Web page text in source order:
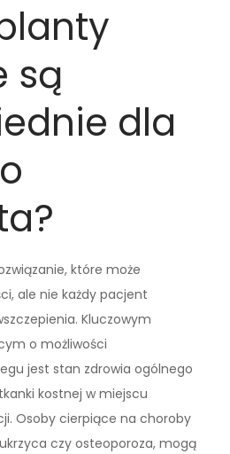
są
dla
które może
ale nie każdy pacjent
Kluczowym
o możliwości
jest stan zdrowia ogólnego
kostnej w miejscu
Osoby cierpiące na choroby
czy osteoporoza, mogą